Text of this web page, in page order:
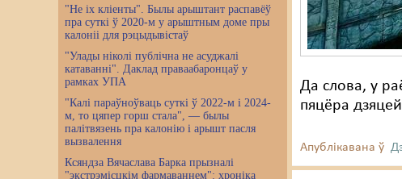
"Не іх кліенты". Былы арыштант распавёў
пра суткі ў 2020-м у арыштным доме пры
калоніі для рэцыдывістаў
"Улады ніколі публічна не асуджалі
катаванні". Даклад праваабаронцаў у
рамках УПА
"Калі параўноўваць суткі ў 2022-м і 2024-
м, то цяпер горш стала", — былы
палітвязень пра калонію і арышт пасля
вызвалення
Ксяндза Вячаслава Барка прызналі
"экстрэмісцкім фармаваннем": хроніка
Да слова, у
пяцёра
Апублікавана ў